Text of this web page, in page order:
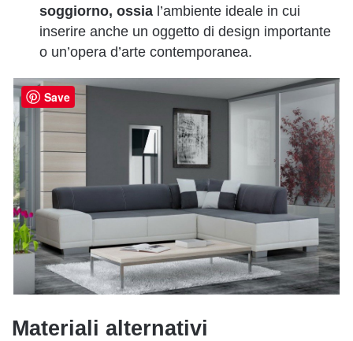
soggiorno, ossia l’ambiente ideale in cui
inserire anche un oggetto di design importante
o un’opera d’arte contemporanea.
Materiali alternativi
Save